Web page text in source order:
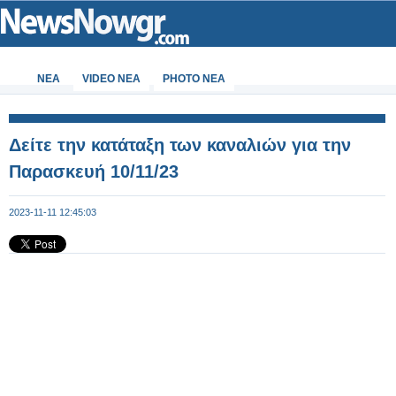
ΝΕΑ VIDEO NEA PHOTO NEA
Δείτε την κατάταξη των καναλιών για την
Παρασκευή 10/11/23
2023-11-11 12:45:03